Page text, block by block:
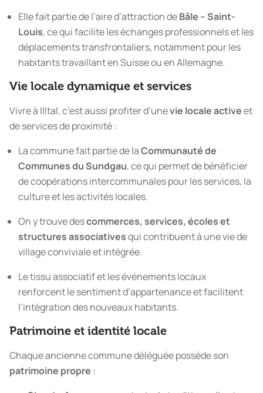
Elle fait partie de l’aire d’attraction deBâle – Saint-
Louis, ce qui facilite les échanges professionnels et les
déplacements transfrontaliers, notamment pour les
habitants travaillant en Suisse ou en Allemagne.
Vie locale dynamique et services
Vivre à Illtal, c’est aussi profiter d’unevie locale activeet
de services de proximité :
La commune fait partie de laCommunauté de
Communes du Sundgau, ce qui permet de bénéficier
de coopérations intercommunales pour les services, la
culture et les activités locales.
On y trouve descommerces, services, écoles et
structures associativesqui contribuent à une vie de
village conviviale et intégrée.
Le tissu associatif et les événements locaux
renforcent le sentiment d’appartenance et facilitent
l’intégration des nouveaux habitants.
Patrimoine et identité locale
Chaque ancienne commune déléguée possède son
patrimoine propre :